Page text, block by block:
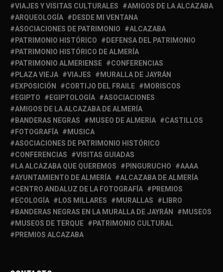
VIAJES Y VISITAS CULTURALES
AMIGOS DE LA ALCAZABA
ARQUEOLOGÍA
DESDE MI VENTANA
ASOCIACIONES DE PATRIMONIO
ALCAZABA
PATRIMONIO HISTÓRICO
DEFENSA DEL PATRIMONIO
PATRIMONIO HISTÓRICO DE ALMERÍA
PATRIMONIO ALMERIENSE
CONFERENCIAS
PLAZA VIEJA
VIAJES
MURALLA DE JAYRÁN
EXPOSICIÓN
CORTIJO DEL FRAILE
MORISCOS
EGIPTO
EGIPTOLOGÍA
ASOCIACIONES
AMIGOS DE LA ALCAZABA DE ALMERÍA
BANDERAS NEGRAS
MUSEO DE ALMERIA
CASTILLOS
FOTOGRAFÍA
MUSICA
ASOCIACIONES DE PATRIMONIO HISTÓRICO
CONFERENCIAS
VISITAS GUIADAS
LA ALCAZABA QUE QUEREMOS
PINGURUCHO
AAAA
AYUNTAMIENTO DE ALMERÍA
ALCAZABA DE ALMERÍA
CENTRO ANDALUZ DE LA FOTOGRAFÍA
PREMIOS
ECOLOGÍA
LOS MILLARES MURALLAS
LIBRO
BANDERAS NEGRAS EN LA MURALLA DE JAYRÁN
MUSEOS
MUSEOS DE TERQUE
PATRIMONIO CULTURAL
PREMIOS ALCAZABA